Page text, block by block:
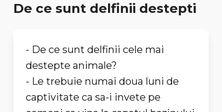
De ce sunt delfinii destepti
- De ce sunt delfinii cele mai
destepte animale?
- Le trebuie numai doua luni de
captivitate ca sa-i invete pe